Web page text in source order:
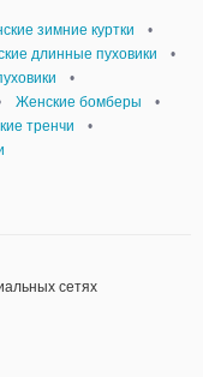
зимние куртки
•
длинные пуховики
•
•
Женские бомберы
•
тренчи
•
сетях